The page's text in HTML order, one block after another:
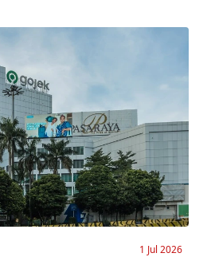
1 Jul 2026